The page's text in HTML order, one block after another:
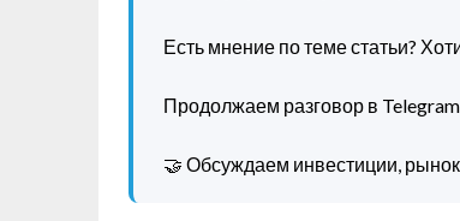
Есть мнение по теме статьи?
Продолжаем разговор в
🤝 Обсуждаем инвестиции,